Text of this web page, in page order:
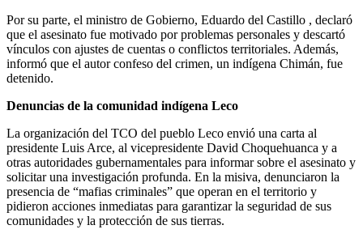
Por su parte, el ministro de Gobierno, Eduardo del Castillo , declaró
que el asesinato fue motivado por problemas personales y descartó
vínculos con ajustes de cuentas o conflictos territoriales. Además,
informó que el autor confeso del crimen, un indígena Chimán, fue
detenido.
Denuncias de la comunidad indígena Leco
La organización del TCO del pueblo Leco envió una carta al
presidente Luis Arce, al vicepresidente David Choquehuanca y a
otras autoridades gubernamentales para informar sobre el asesinato y
solicitar una investigación profunda. En la misiva, denunciaron la
presencia de “mafias criminales” que operan en el territorio y
pidieron acciones inmediatas para garantizar la seguridad de sus
comunidades y la protección de sus tierras.